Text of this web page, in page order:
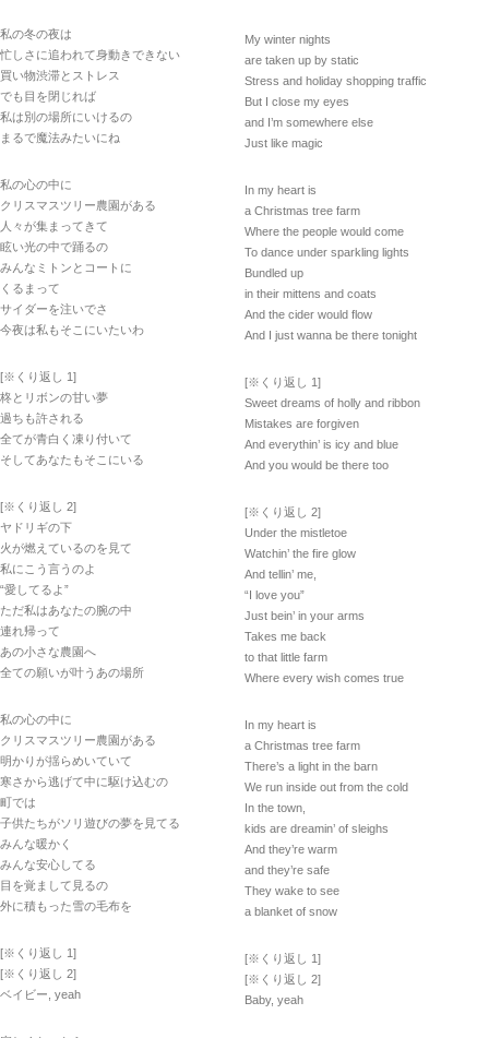
私の冬の夜は
忙しさに追われて身動きできない
買い物渋滞とストレス
でも目を閉じれば
私は別の場所にいけるの
まるで魔法みたいにね
私の心の中に
クリスマスツリー農園がある
人々が集まってきて
眩い光の中で踊るの
みんなミトンとコートに
くるまって
サイダーを注いでさ
今夜は私もそこにいたいわ
[※くり返し 1]
柊とリボンの甘い夢
過ちも許される
全てが青白く凍り付いて
そしてあなたもそこにいる
[※くり返し 2]
ヤドリギの下
火が燃えているのを見て
私にこう言うのよ
“愛してるよ”
ただ私はあなたの腕の中
連れ帰って
あの小さな農園へ
全ての願いが叶うあの場所
私の心の中に
クリスマスツリー農園がある
明かりが揺らめいていて
寒さから逃げて中に駆け込むの
町では
子供たちがソリ遊びの夢を見てる
みんな暖かく
みんな安心してる
目を覚まして見るの
外に積もった雪の毛布を
[※くり返し 1]
[※くり返し 2]
ベイビー, yeah
My winter nights
are taken up by static
Stress and holiday shopping traffic
But I close my eyes
and I’m somewhere else
Just like magic
In my heart is
a Christmas tree farm
Where the people would come
To dance under sparkling lights
Bundled up
in their mittens and coats
And the cider would flow
And I just wanna be there tonight
[※くり返し 1]
Sweet dreams of holly and ribbon
Mistakes are forgiven
And everythin’ is icy and blue
And you would be there too
[※くり返し 2]
Under the mistletoe
Watchin’ the fire glow
And tellin’ me,
“I love you”
Just bein’ in your arms
Takes me back
to that little farm
Where every wish comes true
In my heart is
a Christmas tree farm
There’s a light in the barn
We run inside out from the cold
In the town,
kids are dreamin’ of sleighs
And they’re warm
and they’re safe
They wake to see
a blanket of snow
[※くり返し 1]
[※くり返し 2]
Baby, yeah